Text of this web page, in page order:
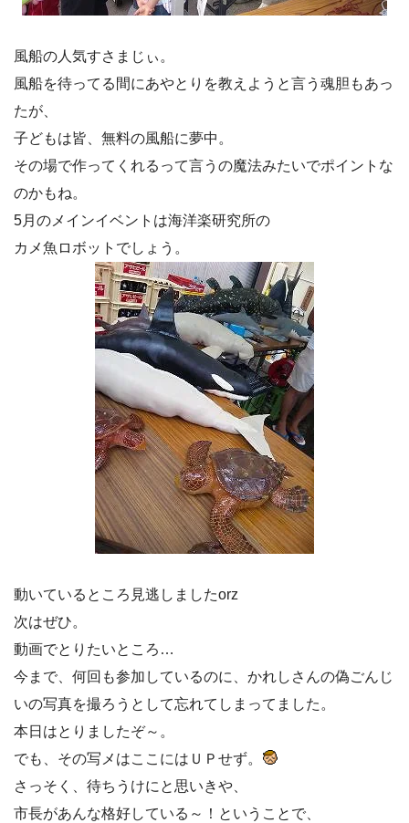
風船の人気すさまじぃ。
風船を待ってる間にあやとりを教えようと言う魂胆もあっ
たが、
子どもは皆、無料の風船に夢中。
その場で作ってくれるって言うの魔法みたいでポイントな
のかもね。
5月のメインイベントは海洋楽研究所の
カメ魚ロボットでしょう。
動いているところ見逃しましたorz
次はぜひ。
動画でとりたいところ…
今まで、何回も参加しているのに、かれしさんの偽ごんじ
いの写真を撮ろうとして忘れてしまってました。
本日はとりましたぞ～。
でも、その写メはここにはＵＰせず。
さっそく、待ちうけにと思いきや、
市長があんな格好している～！ということで、